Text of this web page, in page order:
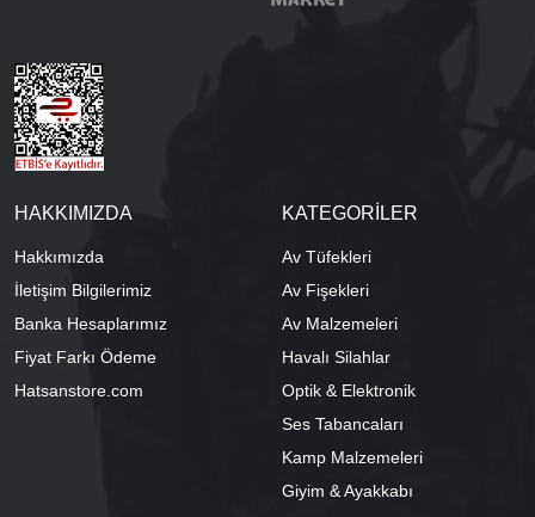
HAKKIMIZDA
Hakkımızda
İletişim Bilgilerimiz
Banka Hesaplarımız
Fiyat Farkı Ödeme
Hatsanstore.com
KATEGORİLER
Av Tüfekleri
Av Fişekleri
Av Malzemeleri
Havalı Silahlar
Optik & Elektronik
Ses Tabancaları
Kamp Malzemeleri
Giyim & Ayakkabı